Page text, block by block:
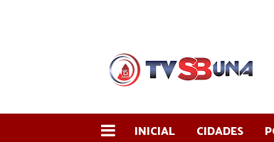
INICIAL CIDADES